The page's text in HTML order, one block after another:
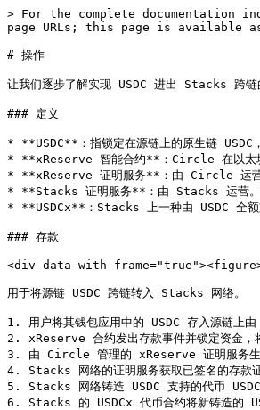
> For the complete documentation
page URLs; this page is available
# 操作
让我们逐步了解实现 USDC 进出 Stacks 跨链
### 定义
* **USDC**：指锁定在源链上的原生链 USDC
* **xReserve 智能合约**：Circle 在以太坊
* **xReserve 证明服务**：由 Circle 运营。
* **Stacks 证明服务**：由 Stacks 运营。他
* **USDCx**：Stacks 上一种由 USDC 全
### 存款
<div data-with-
用于将源链 USDC 跨链转入 Stacks 网络。
1. 用户将其钱包应用中的 USDC 存入源链
2. xReserve 合约发出存款事件并锁定资金，
3. 由 Circle 管理的 xReserve 证明服务生成
4. Stacks 网络的证明服务获取已签名的存款证
5. Stacks 网络铸造 USDC 支持的代币
6. Stacks 的 USDCx 代币合约将新铸造的